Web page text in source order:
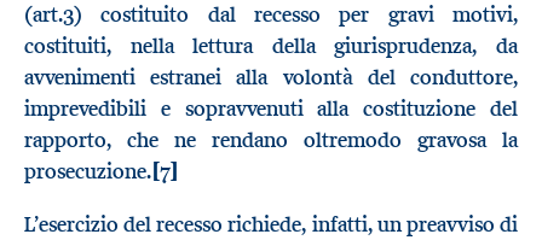
(art.3) costituito dal recesso per gravi motivi,
costituiti, nella lettura della giurisprudenza, da
avvenimenti estranei alla volontà del conduttore,
imprevedibili e sopravvenuti alla costituzione del
rapporto, che ne rendano oltremodo gravosa la
prosecuzione.[7]
L’esercizio del recesso richiede, infatti, un preavviso di